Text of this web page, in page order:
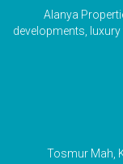
Alanya
developments,